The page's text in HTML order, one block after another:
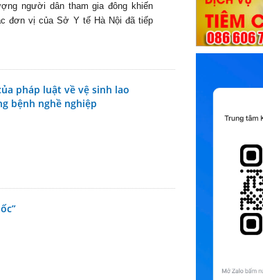
người dân tham gia đông khiến
đơn vị của Sở Y tế Hà Nội đã tiếp
pháp luật về vệ sinh lao
bệnh nghề nghiệp